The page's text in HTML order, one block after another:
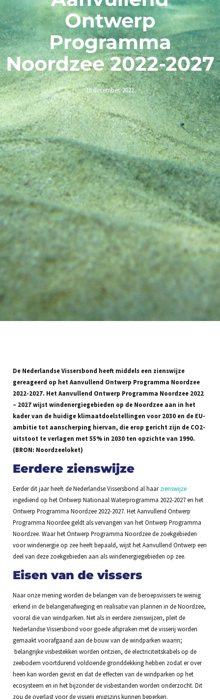
Ontwerp
Programma
Noordzee 2022-2027
16 december, 2021
De Nederlandse Vissersbond heeft middels een zienswijze
gereageerd op het Aanvullend Ontwerp Programma Noordzee
2022-2027. Het Aanvullend Ontwerp Programma Noordzee 2022
– 2027 wijst windenergiegebieden op de Noordzee aan in het
kader van de huidige klimaatdoelstellingen voor 2030 en de EU-
ambitie tot aanscherping hiervan, die erop gericht zijn de CO2-
uitstoot te verlagen met 55% in 2030 ten opzichte van 1990.
(BRON: Noordzeeloket)
Eerdere zienswijze
Eerder dit jaar heeft de Nederlandse Vissersbond al haarzienswijze
ingediend op het Ontwerp Nationaal Waterprogramma 2022-2027 en het
Ontwerp Programma Noordzee 2022-2027. Het Aanvullend Ontwerp
Programma Noordee geldt als vervangen van het Ontwerp Programma
Noordzee. Waar het Ontwerp Programma Noordzee de zoekgebieden
voor windenergie op zee heeft bepaald, wijst het Aanvullend Ontwerp een
deel van deze zoekgebieden aan als windenergiegebieden op zee.
Eisen van de vissers
Naar onze mening worden de belangen van de beroepsvissers te weinig
erkend in de belangenafweging en realisatie van plannen in de Noordzee,
vooral die van windparken. Net als in eerdere zienswijzen, pleit de
Nederlandse Vissersbond voor goede afspraken met de visserij worden
gemaakt voorafgaand aan de bouw van de windparken waarin;
belangrijke visbestekken worden ontzien, de electriciteitskabels op de
zeebodem voortdurend voldoende gronddekking hebben zodat er over
heen kan worden gevist en dat de effecten van de windparken op het
ecosysteem en in het bijzonder de visbestanden worden onderzocht. Dit
zou de overlast voor de visserij enigszins kunnen beperken.